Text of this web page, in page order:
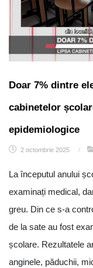
Doar 7% dintre
cabinetelor
epidemiologice
2 octombrie 2025 /
La începutul anului
examinați medical,
greu. Din ce s-a
de la sate au fost
școlare. Rezultatele
anginele, păduchii,